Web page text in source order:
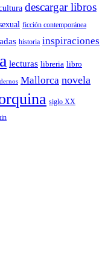
descargar libros
ficción contemporánea
historia inspiraciones
lecturas libreria libro
Mallorca novela
siglo XX